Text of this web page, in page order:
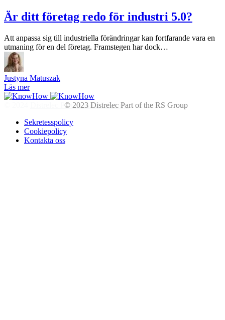
Är ditt företag redo för industri 5.0?
Att anpassa sig till industriella förändringar kan fortfarande vara en
utmaning för en del företag. Framstegen har dock…
Justyna Matuszak
Läs mer
Distrelec Part of the RS Group
Sekretesspolicy
Cookiepolicy
Kontakta oss